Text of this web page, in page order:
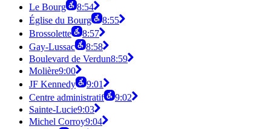
Le Bourg
8:54
Église du Bourg
8:55
Brossolette
8:57
Gay-Lussac
8:58
Boulevard de Verdun8:59
Molière9:00
JF Kennedy
9:01
Centre administratif
9:02
Sainte-Lucie9:03
Michel Corroy9:04